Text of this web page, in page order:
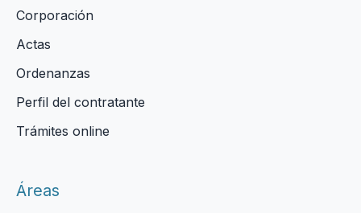
Corporación
Actas
Ordenanzas
Perfil del contratante
Trámites online
Áreas